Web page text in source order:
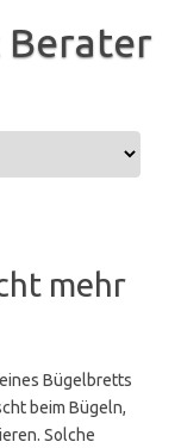
mehr
Bügelbretts
beim Bügeln,
Solche